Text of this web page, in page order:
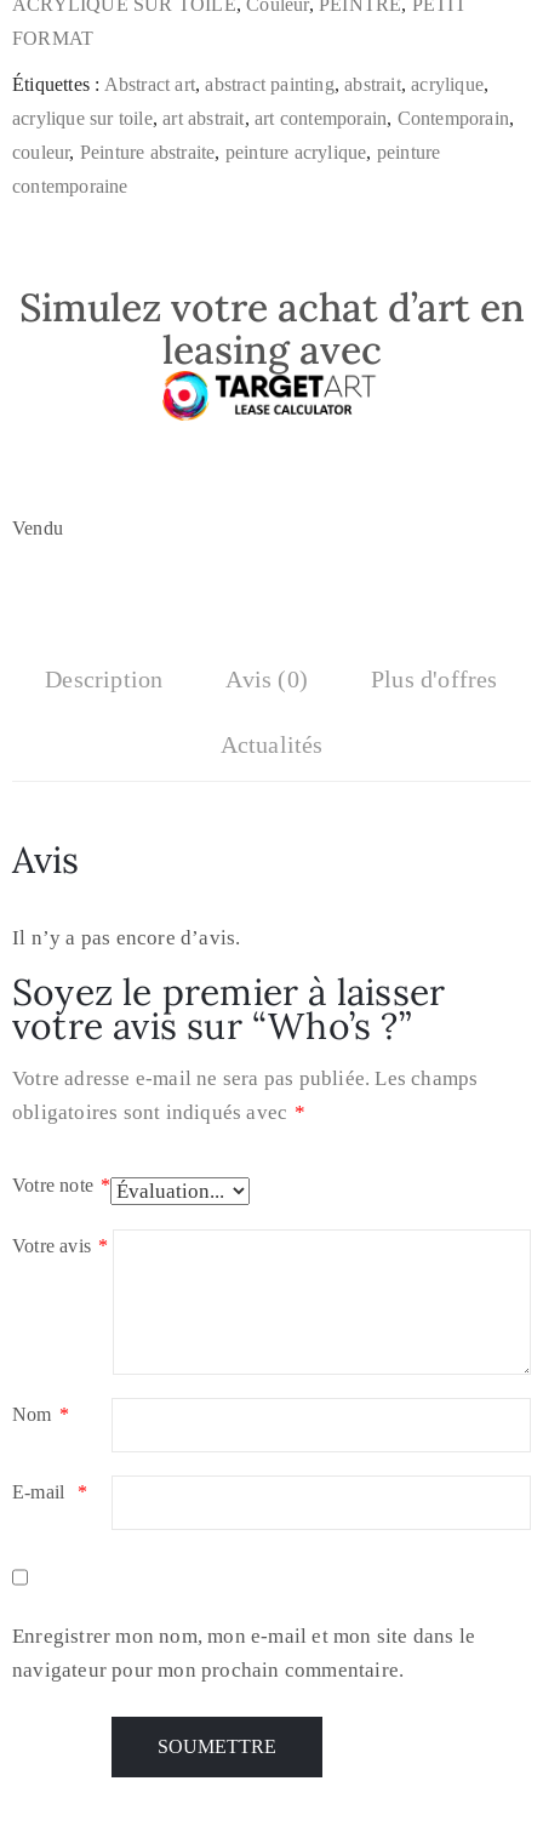
ACRYLIQUE SUR TOILE,Couleur, PEINTRE, PETIT
FORMAT
Étiquettes : Abstract art,abstract painting,abstrait,acrylique,
acrylique sur toile,art abstrait,art contemporain, Contemporain,
couleur, Peinture abstraite, peinture acrylique, peinture
contemporaine
Simulez votre achat d’art en
leasing avec
Vendu
Description Avis (0) Plus d'offres
Actualités
Avis
Il n’y a pas encore d’avis.
Soyez le premier à laisser
votre avis sur “Who’s ?”
Votre adresse e-mail ne sera pas publiée. Les champs
obligatoires sont indiqués avec *
Votre note *
Votre avis *
Nom *
E-mail *
Enregistrer mon nom, mon e-mail et mon site dans le
navigateur pour mon prochain commentaire.